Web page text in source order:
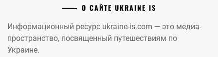
О САЙТЕ UKRAINE IS
Информационный ресурс ukraine-is.com — это медиа-
пространство, посвященный путешествиям по
Украине.